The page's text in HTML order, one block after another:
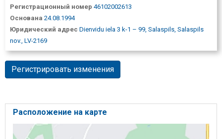
Регистрационный номер 46102002613
Основана 24.08.1994
Юридический адрес Dienvidu iela 3 k-1 – 99, Salaspils, Salaspils
nov., LV-2169
Регистрировать изменения
Расположение на карте